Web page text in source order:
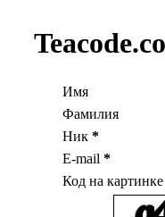
Имя
Фамилия
Ник *
E-mail *
Код на